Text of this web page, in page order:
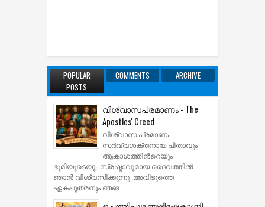
POPULAR
POSTS
COMMENTS ARCHIVE
വിശ്വാസപ്രമാണം - The
Apostles' Creed
വിശ്വാസ പ്രമാണം
സര്‍വ്വശക്തനായ പിതാവും
ആകാശത്തിന്‍റെയും
ഭൂമിയുടെയും സ്രഷ്ടാവുമായ ദൈവത്തില്‍
ഞാന്‍ വിശ്വസിക്കുന്നു .അവിടുത്തെ
ഏകപുത്രനും ഞങ...